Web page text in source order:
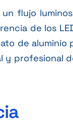
flujo
de los
de aluminio
y profesional